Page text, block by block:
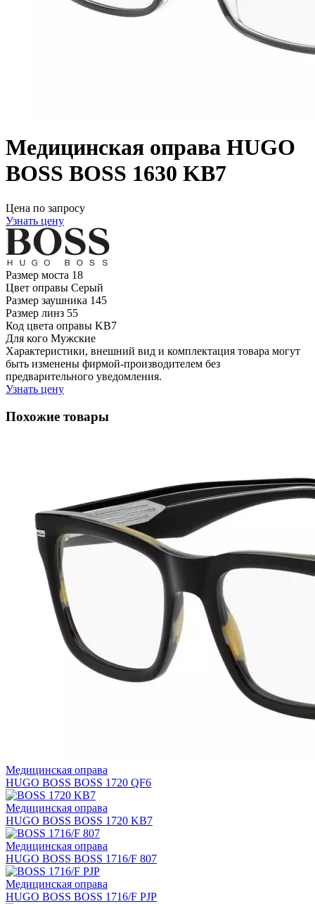
Медицинская оправа HUGO
BOSS BOSS 1630 KB7
Цена по запросу
Узнать цену
Размер моста 18
Цвет оправы Серый
Размер заушника 145
Размер линз 55
Код цвета оправы KB7
Для кого Мужские
Характеристики, внешний вид и комплектация товара могут
быть изменены фирмой-производителем без
предварительного уведомления.
Узнать цену
Похожие товары
Медицинская оправа
HUGO BOSS BOSS 1720 QF6
Медицинская оправа
HUGO BOSS BOSS 1720 KB7
Медицинская оправа
HUGO BOSS BOSS 1716/F 807
Медицинская оправа
HUGO BOSS BOSS 1716/F PJP